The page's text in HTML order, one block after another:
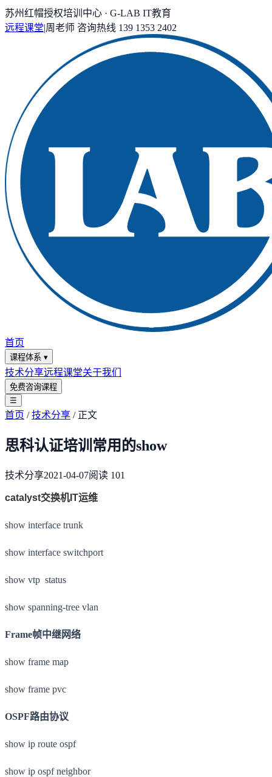
苏州红帽授权培训中心 · G-LAB IT教育
远程课堂|周老师 咨询热线 139 1353 2402
首页
课程体系 ▾
技术分享远程课堂关于我们
免费咨询课程
☰
首页 /技术分享 / 正文
思科认证培训常用的show
技术分享2021-04-07阅读 101
catalyst交换机IT运维
show interface trunk
show interface switchport
show vtp status
show spanning-tree vlan
Frame帧中继网络
show frame map
show frame pvc
OSPF路由协议
show ip route ospf
show ip ospf neighbor